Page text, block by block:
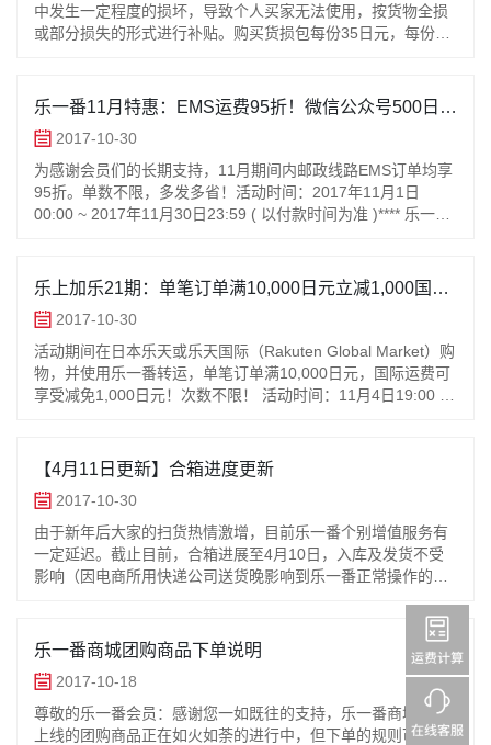
中发生一定程度的损坏，导致个人买家无法使用，按货物全损
或部分损失的形式进行补贴。购买货损包每份35日元，每份对
乐一番11月特惠：EMS运费95折！微信公众号500日元
礼包派送中！
2017-10-30
为感谢会员们的长期支持，11月期间内邮政线路EMS订单均享
95折。单数不限，多发多省！活动时间：2017年11月1日
00:00 ~ 2017年11月30日23:59 ( 以付款时间为准 )**** 乐一番
乐上加乐21期：单笔订单满10,000日元立减1,000国际
运费！
2017-10-30
活动期间在日本乐天或乐天国际（Rakuten Global Market）购
物，并使用乐一番转运，单笔订单满10,000日元，国际运费可
享受减免1,000日元！次数不限！ 活动时间：11月4日19:00 〜
【4月11日更新】合箱进度更新
2017-10-30
由于新年后大家的扫货热情激增，目前乐一番个别增值服务有
一定延迟。截止目前，合箱进展至4月10日，入库及发货不受
影响（因电商所用快递公司送货晚影响到乐一番正常操作的个
乐一番商城团购商品下单说明
2017-10-18
尊敬的乐一番会员：感谢您一如既往的支持，乐一番商城近期
上线的团购商品正在如火如荼的进行中，但下单的规则可能还